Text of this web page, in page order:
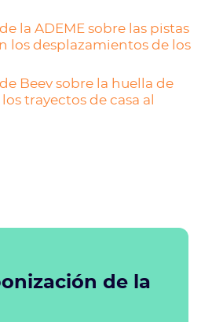
la ADEME sobre las pistas
los desplazamientos de los
Beev sobre la huella de
trayectos de casa al
de la